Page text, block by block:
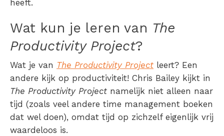
heeft.
Wat kun je leren van The
Productivity Project?
Wat je van The Productivity Project leert? Een
andere kijk op productiviteit! Chris Bailey kijkt in
The Productivity Project namelijk niet alleen naar
tijd (zoals veel andere time management boeken
dat wel doen), omdat tijd op zichzelf eigenlijk vrij
waardeloos is.